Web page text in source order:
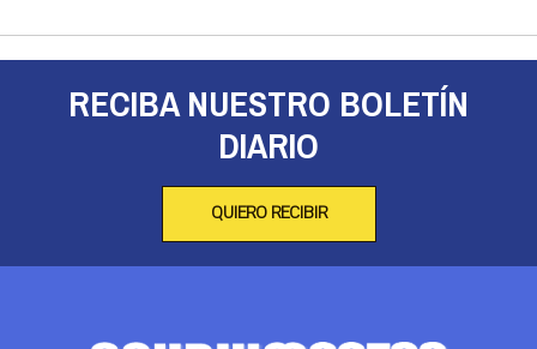
RECIBA NUESTRO BOLETÍN
DIARIO
QUIERO RECIBIR